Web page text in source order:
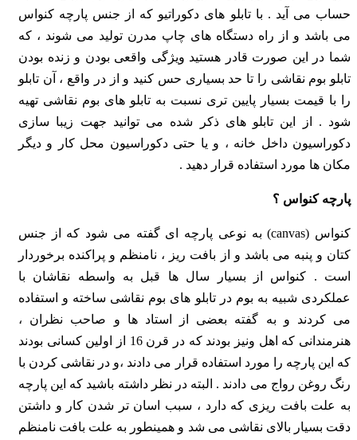
حساب می آید . با تابلو های دکوراتیو که از جنس پارچه کنواس
می باشد و از راه دستگاه های چاپ مدرن تولید می شوند ، که
شما در این صورت قادر هستید ویژگی واقعی بودن و زنده بودن
تابلو بوم نقاشی را تا حد بسیاری حس کنید و از در واقع ، آن تابلو
را با قیمت بسیار پایین تری نسبت به تابلو های بوم نقاشی تهیه
شود . از این تابلو های ذکر شده می ‌توانید جهت زیبا سازی
دکوراسیون داخل خانه ، و یا حتی دکوراسیون محل کار و دیگر
مکان ها مورد استفاده قرار دهید .
پارچه کنواس ؟
کنواس (canvas) به نوعی پارچه ای گفته می شود که از جنس
کتان و پنبه می باشد و از بافت ریز ، نامنظم و پراکنده برخوردار
است . کنواس از بسیار سال ها قبل به واسطه نقاشان با
عملکردی شبیه به بوم در تابلو های بوم نقاشی ساخته و استفاده
می کردند و به گفته بعضی از استاد ها و صاحب نظران ،
هنرمندانی که اهل ونیز بودند که در قرن 16 از اولین کسانی بودند
که این پارچه را مورد استفاده قرار می دادند ،و در نقاشی کردن با
رنگ روغن رواج می دادند . البته در نظر داشته باشید که این پارچه
به علت بافت ریزی که دارد ، سبب اسان تر شدن کار و داشتن
دقت بسیار بالای نقاشی می شد و همینطور به علت بافت نامنظم